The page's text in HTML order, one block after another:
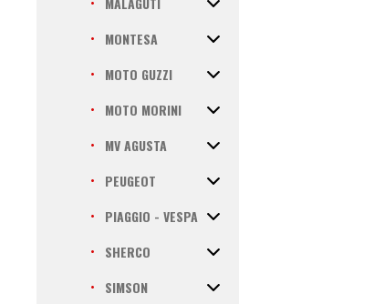
MONTESA
MOTO GUZZI
MOTO MORINI
MV AGUSTA
PEUGEOT
PIAGGIO - VESPA
SHERCO
SIMSON